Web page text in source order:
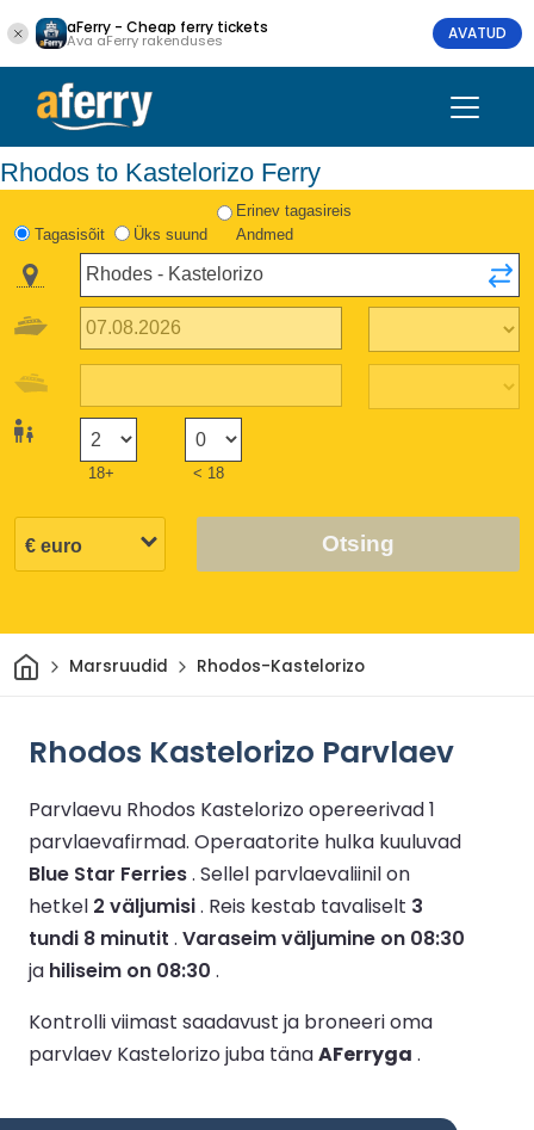
aFerry - Cheap ferry tickets
Ava aFerry rakenduses AVATUD
Rhodos to Kastelorizo Ferry
Tagasisõit Üks suund
Erinev tagasireis
Andmed
18+ < 18
Otsing
Avaleht
Marsruudid Rhodos-Kastelorizo
Rhodos Kastelorizo Parvlaev
Parvlaevu Rhodos Kastelorizo opereerivad 1
parvlaevafirmad. Operaatorite hulka kuuluvad
Blue Star Ferries. Sellel parvlaevaliinil on
hetkel 2 väljumisi. Reis kestab tavaliselt 3
tundi 8 minutit . Varaseim väljumine on 08:30
ja hiliseim on 08:30 .
Kontrolli viimast saadavust ja broneeri oma
parvlaev Kastelorizo juba tänaAFerryga .